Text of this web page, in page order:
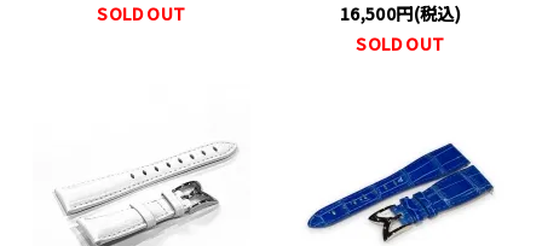
SOLD OUT
16,500円(税込)
SOLD OUT